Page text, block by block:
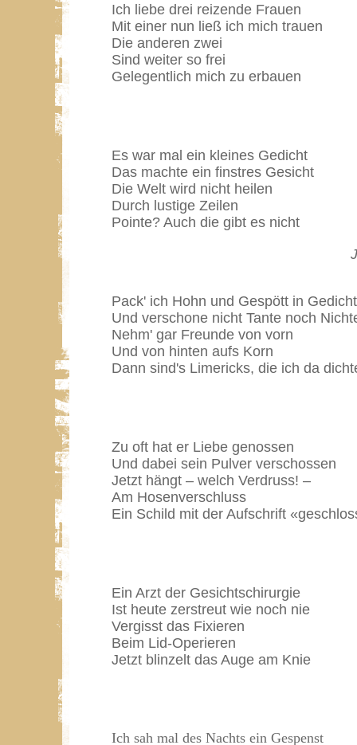
Ich liebe drei reizende Frauen
Mit einer nun ließ ich mich trauen
Die anderen zwei
Sind weiter so frei
Gelegentlich mich zu erbauen
Es war mal ein kleines Gedicht
Das machte ein finstres Gesicht
Die Welt wird nicht heilen
Durch lustige Zeilen
Pointe? Auch die gibt es nicht
Pack' ich Hohn und Gespött in
Und verschone nicht Tante noch
Nehm' gar Freunde von vorn
Und von hinten aufs Korn
Dann sind's Limericks, die ich da
Zu oft hat er Liebe genossen
Und dabei sein Pulver verschossen
Jetzt hängt – welch Verdruss! –
Am Hosenverschluss
Ein Schild mit der Aufschrift
Ein Arzt der Gesichtschirurgie
Ist heute zerstreut wie noch nie
Vergisst das Fixieren
Beim Lid-Operieren
Jetzt blinzelt das Auge am Knie
Ich sah mal des Nachts ein Gespenst